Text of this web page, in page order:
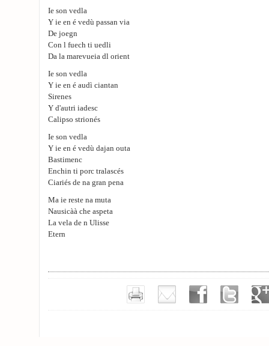
Ie son vedla
Y ie en é vedù passan via
De joegn
Con l fuech ti uedli
Da la marevueia dl orient
Ie son vedla
Y ie en é audì ciantan
Sirenes
Y d'autri iadesc
Calipso strionés
Ie son vedla
Y ie en é vedù dajan outa
Bastimenc
Enchin ti porc tralascés
Ciariés de na gran pena
Ma ie reste na muta
Nausicàà che aspeta
La vela de n Ulisse
Etern